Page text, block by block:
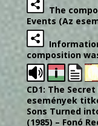
The
Events (Az
composition
CD1: The
események
Sons Turned
(1985) – Fonó